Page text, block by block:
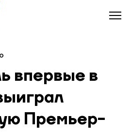
впервые в
Премьер-